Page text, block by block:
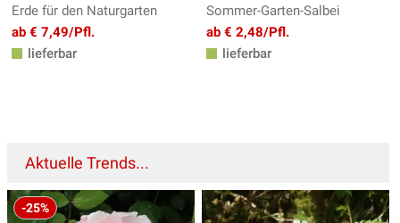
Erde für den Naturgarten
ab € 7,49/Pfl.
lieferbar
Sommer-Garten-Salbei
ab € 2,48/Pfl.
lieferbar
Aktuelle Trends...
-25%